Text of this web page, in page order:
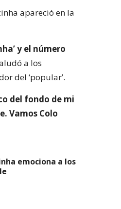
apareció en la
y el número
a los
del ‘popular’.
del fondo de mi
Vamos Colo
emociona a los